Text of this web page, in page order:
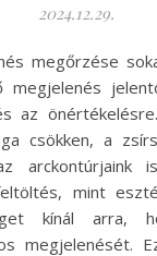
2024.12.29.
megjelenés
az
csökken, a
arckontúrjaink
mint
kínál arra,
megjelenését.